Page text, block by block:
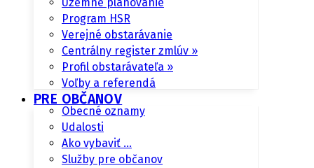
Program HSR
Verejné obstarávanie
Centrálny register zmlúv »
Profil obstarávateľa »
Voľby a referendá
PRE OBČANOV
Obecné oznamy
Udalosti
Ako vybaviť …
Služby pre občanov